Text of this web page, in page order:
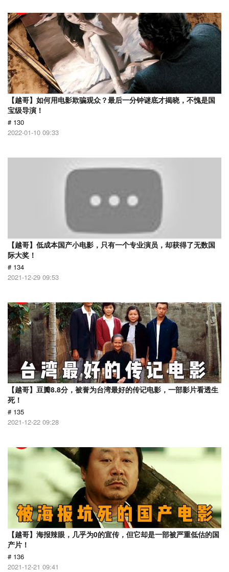
【越哥】如何用电影欺骗观众？最后一分钟谜底才揭晓，不愧是国
宝级导演！
# 130
2022-01-10 09:33
【越哥】低成本国产小电影，只有一个专业演员，却获得了无数国
际大奖！
# 134
2021-12-29 09:53
【越哥】豆瓣8.8分，被誉为台湾最好的传记电影，一部影片看透生
死！
# 135
2021-12-22 09:28
【越哥】海报辣眼，几乎为0的宣传，但它却是一部被严重低估的国
产片！
# 136
2021-12-21 09:41